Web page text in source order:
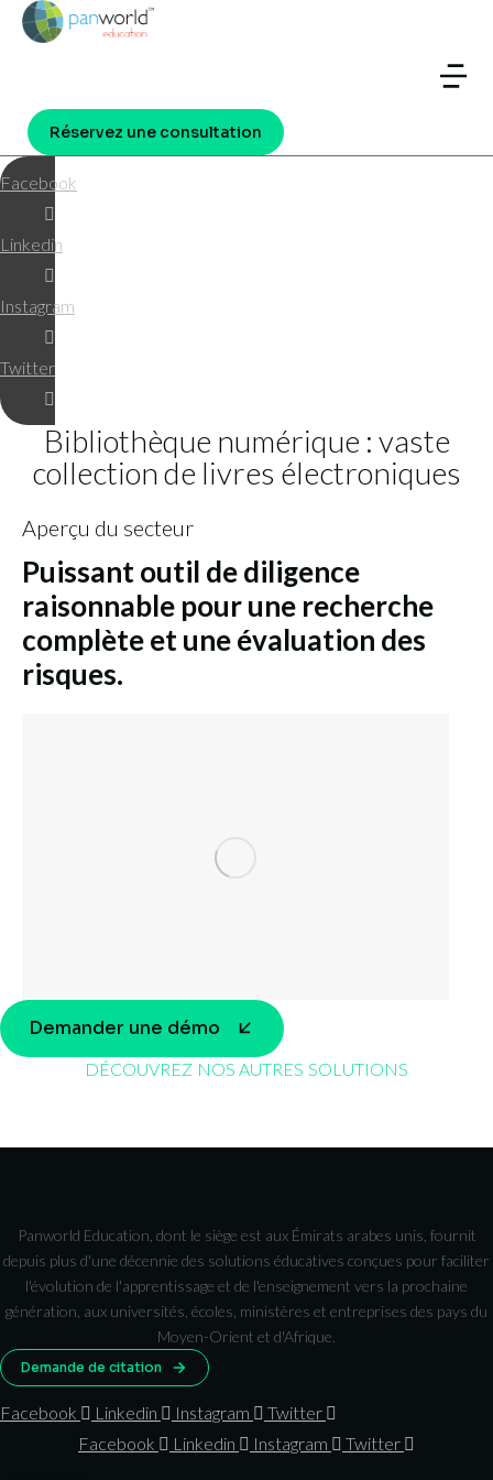
Réservez une consultation
Facebook
Linkedin
Instagram
Twitter
Bibliothèque numérique : vaste
collection de livres électroniques
Aperçu du secteur
Puissant outil de diligence
raisonnable pour une recherche
complète et une évaluation des
risques.
Demander une démo
DÉCOUVREZ NOS AUTRES SOLUTIONS
Panworld Education, dont le siège est aux Émirats arabes unis, fournit
depuis plus d'une décennie des solutions éducatives conçues pour faciliter
l'évolution de l'apprentissage et de l'enseignement vers la prochaine
génération, aux universités, écoles, ministères et entreprises des pays du
Moyen-Orient et d'Afrique.
Demande de citation
Facebook Linkedin Instagram
Twitter
Facebook
Linkedin Instagram
Twitter